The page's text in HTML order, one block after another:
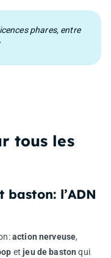
phares, entre
tous les
l’ADN
action nerveuse,
etjeu de baston qui